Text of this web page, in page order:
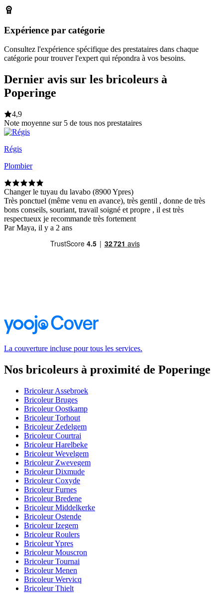
Expérience par catégorie
Consultez l'expérience spécifique des prestataires dans chaque
catégorie pour trouver l'expert qui répondra à vos besoins.
Dernier avis sur les bricoleurs à
Poperinge
4,9
Note moyenne sur 5 de tous nos prestataires
Régis
Plombier
Changer le tuyau du lavabo (8900 Ypres)
Très ponctuel (même venu en avance), très gentil , donne de très
bons conseils, souriant, travail soigné et propre , il est très
respectueux je recommande très fortement
Par Maya, il y a 2 ans
La couverture incluse pour tous les services.
Nos bricoleurs à proximité de Poperinge
Bricoleur Assebroek
Bricoleur Bruges
Bricoleur Oostkamp
Bricoleur Torhout
Bricoleur Zedelgem
Bricoleur Courtrai
Bricoleur Harelbeke
Bricoleur Wevelgem
Bricoleur Zwevegem
Bricoleur Dixmude
Bricoleur Coxyde
Bricoleur Furnes
Bricoleur Bredene
Bricoleur Middelkerke
Bricoleur Ostende
Bricoleur Izegem
Bricoleur Roulers
Bricoleur Ypres
Bricoleur Mouscron
Bricoleur Tournai
Bricoleur Menen
Bricoleur Wervicq
Bricoleur Thielt